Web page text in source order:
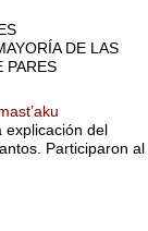
DE LAS
PARES
explicación del
Participaron al